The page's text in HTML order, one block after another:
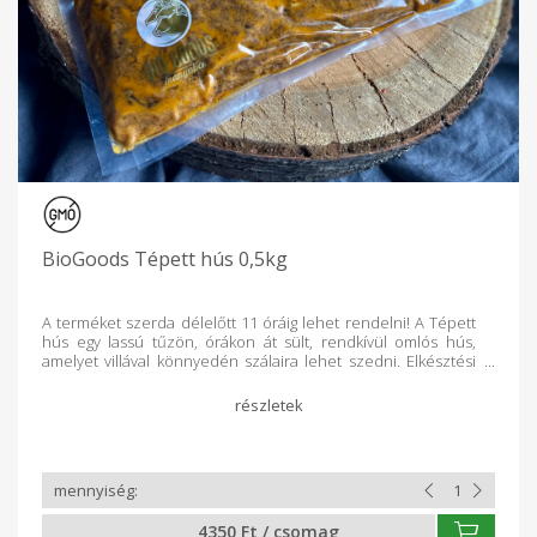
BioGoods Tépett hús 0,5kg
A terméket szerda délelőtt 11 óráig lehet rendelni! A Tépett
hús egy lassú tűzön, órákon át sült, rendkívül omlós hús,
amelyet villával könnyedén szálaira lehet szedni. Elkésztési
elv. Ez történhet grillezőn, sütőben (110–130 °C-on 5–8 órán
át), vagy lassúfőző edényben is. Összetevők: Mangalica hús,
koriander, római kömény, ketchup, oregánó, , majoranna,
vöröshagyma, cukor, mustár / Allergének: mustár, szója / Fő
tevékenységünk a mangalica tenyésztés. (Egyetlen őshonos
4350 Ft / csomag